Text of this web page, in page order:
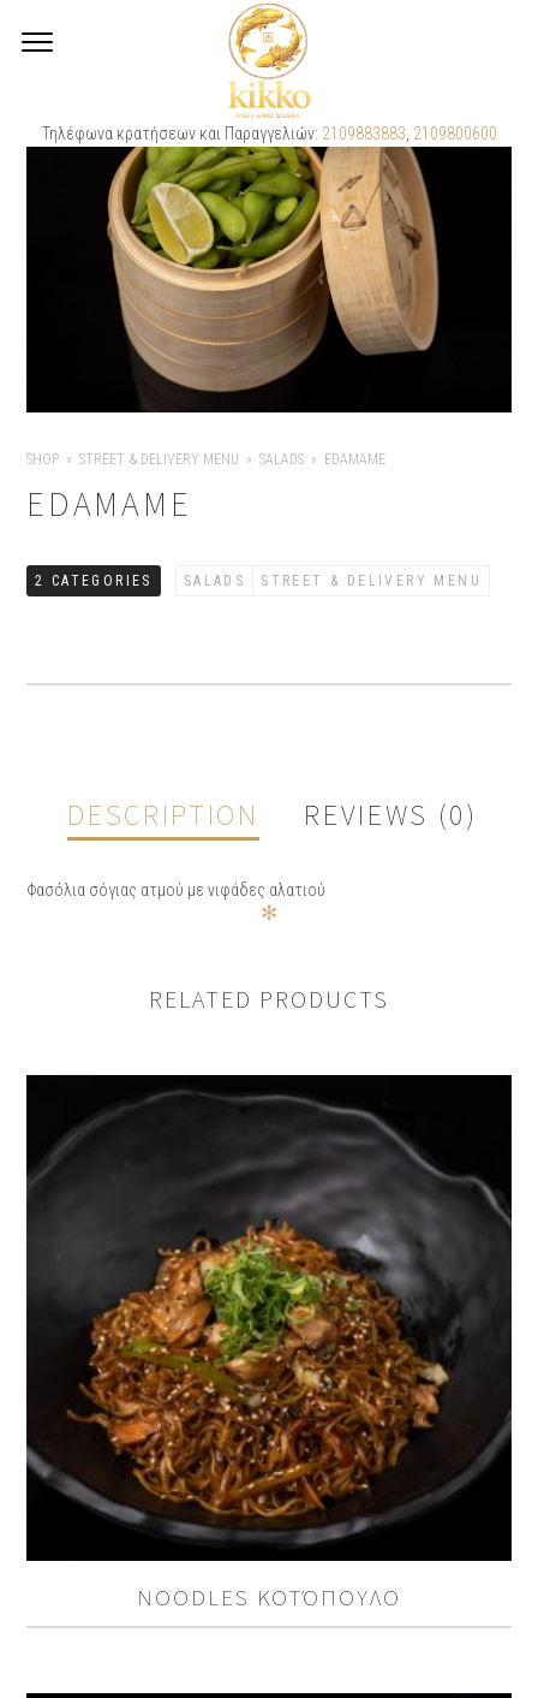
Τηλέφωνα κρατήσεων και Παραγγελιών: 2109883883 2109800600
SHOP STREET & DELIVERY MENU SALADS EDAMAME
EDAMAME
2 CATEGORIES SALADS STREET & DELIVERY MENU
DESCRIPTION REVIEWS (0)
Φασόλια σόγιας ατμού με νιφάδες αλατιού
REVIEWS
BE THE FIRST TO REVIEW “EDAMAME”
You must be logged in to post a review.
✻
RELATED PRODUCTS
NOODLES ΚΟΤΌΠΟΥΛΟ